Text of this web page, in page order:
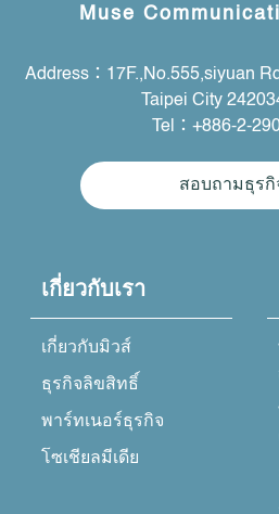
Muse
Address：17F.,No.555,siyuan
Taipei City
Tel：+886-2-
สอบถามธุรกิ
เกี่ยวกับเรา
เกี่ยวกับมิวส์
ธุรกิจลิขสิทธิ์
พาร์ทเนอร์ธุรกิจ
โซเชียลมีเดีย